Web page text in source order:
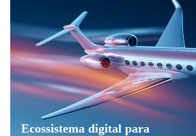
Ecossistema digital para